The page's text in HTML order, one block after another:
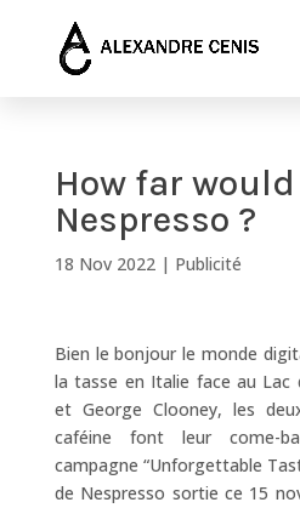
How far
Nespresso ?
18 Nov 2022| Publicité
Bien le bonjour le monde
la tasse en Italie face au Lac
et George Clooney, les
caféine font leur come-
campagne “Unforgettable
de Nespresso sortie ce 15